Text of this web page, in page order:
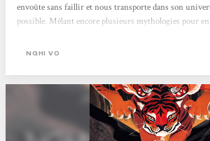
envoûte sans faillir et nous transporte dans son
possible. Mêlant encore plusieurs mythologies pour
aux histoires légendaires et à l’évasion. Un conte
nous raconte une histoire qui a tout...
NGHI VO